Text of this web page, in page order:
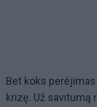
Bet koks
krizę. Už savitumą